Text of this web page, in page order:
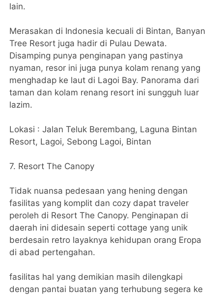
lain.
Merasakan di Indonesia kecuali di Bintan, Banyan
Tree Resort juga hadir di Pulau Dewata.
Disamping punya penginapan yang pastinya
nyaman, resor ini juga punya kolam renang yang
menghadap ke laut di Lagoi Bay. Panorama dari
taman dan kolam renang resort ini sungguh luar
lazim.
Lokasi : Jalan Teluk Berembang, Laguna Bintan
Resort, Lagoi, Sebong Lagoi, Bintan
7. Resort The Canopy
Tidak nuansa pedesaan yang hening dengan
fasilitas yang komplit dan cozy dapat traveler
peroleh di Resort The Canopy. Penginapan di
daerah ini didesain seperti cottage yang unik
berdesain retro layaknya kehidupan orang Eropa
di abad pertengahan.
fasilitas hal yang demikian masih dilengkapi
dengan pantai buatan yang terhubung segera ke